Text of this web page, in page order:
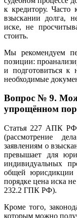
к кредитору.
взыскании долга,
иске, не
стоить.
Мы рекомендуем
позиции:
и подготовиться к
необходимые
Вопрос № 9. М
упрощённом
Статья 227 АПК РФ
(рассмотрение
заявлениям о
превышает для
индивидуальных
общей юрисдикции
порядке цена иска
232.2 ГПК РФ).
Кроме того,
которым можно